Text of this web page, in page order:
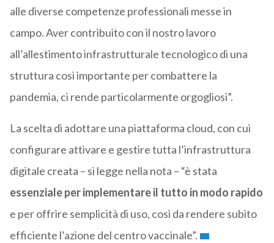
alle diverse competenze professionali messe in
campo. Aver contribuito con il nostro lavoro
all’allestimento infrastrutturale tecnologico di una
struttura così importante per combattere la
pandemia, ci rende particolarmente orgogliosi”.
La scelta di adottare una piattaforma cloud, con cui
configurare attivare e gestire tutta l’infrastruttura
digitale creata – si legge nella nota – “è stata
essenziale per implementare il tutto in modo rapido
e per offrire semplicità di uso, così da rendere subito
efficiente l’azione del centro vaccinale”.